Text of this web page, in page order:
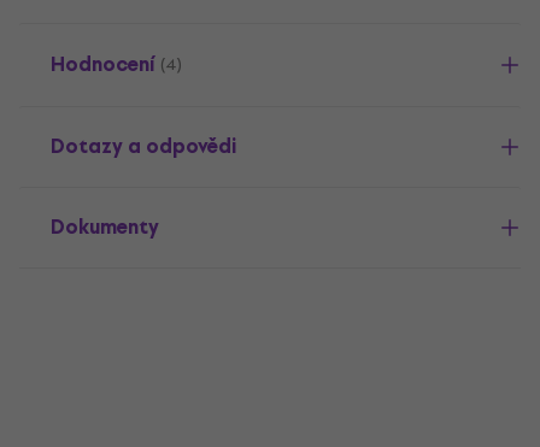
Hodnocení (4)
Dotazy a odpovědi
Dokumenty